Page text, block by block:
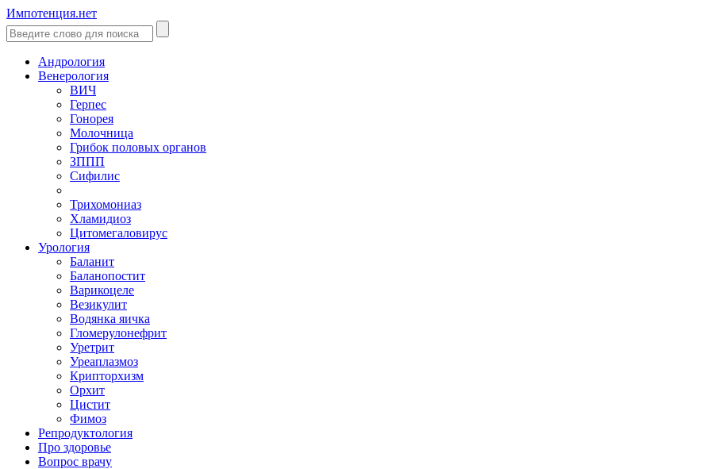
Импотенция.нет
Андрология
Венерология
ВИЧ
Герпес
Гонорея
Молочница
Грибок половых органов
ЗППП
Сифилис
Трихомониаз
Хламидиоз
Цитомегаловирус
Урология
Баланит
Баланопостит
Варикоцеле
Везикулит
Водянка яичка
Гломерулонефрит
Уретрит
Уреаплазмоз
Крипторхизм
Орхит
Цистит
Фимоз
Репродуктология
Про здоровье
Вопрос врачу